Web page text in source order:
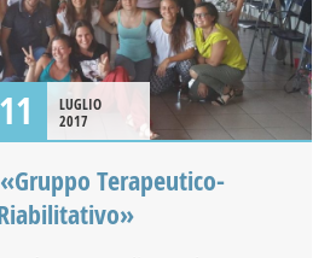
11
LUGLIO
2017
Terapeutico-